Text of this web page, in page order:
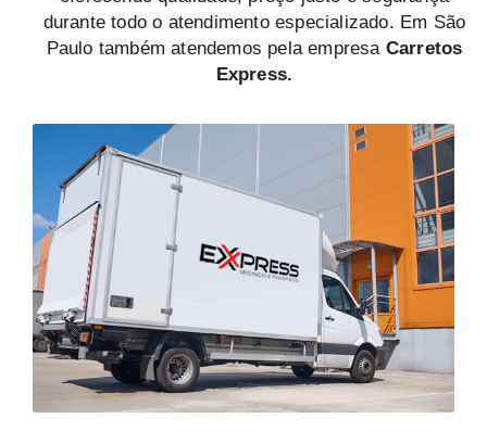
durante todo o atendimento especializado. Em São
Paulo também atendemos pela empresa Carretos
Express.